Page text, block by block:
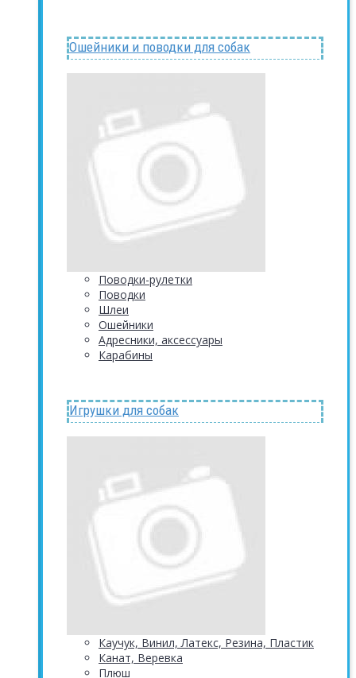
Ошейники и поводки для собак
Поводки-рулетки
Поводки
Шлеи
Ошейники
Адресники, аксессуары
Карабины
Игрушки для собак
Каучук, Винил, Латекс, Резина, Пластик
Канат, Веревка
Плюш